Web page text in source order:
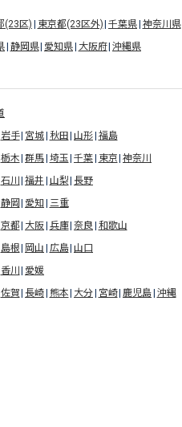
(23区) 東京都(23区外) 千葉県 神奈川県
静岡県 愛知県 大阪府 沖縄県
岩手 宮城 秋田 山形 福島
栃木 群馬 埼玉 千葉 東京 神奈川
石川 福井 山梨 長野
静岡 愛知
三重
京都 大阪 兵庫 奈良 和歌山
島根 岡山 広島 山口
香川
愛媛
佐賀 長崎 熊本 大分 宮崎 鹿児島 沖縄